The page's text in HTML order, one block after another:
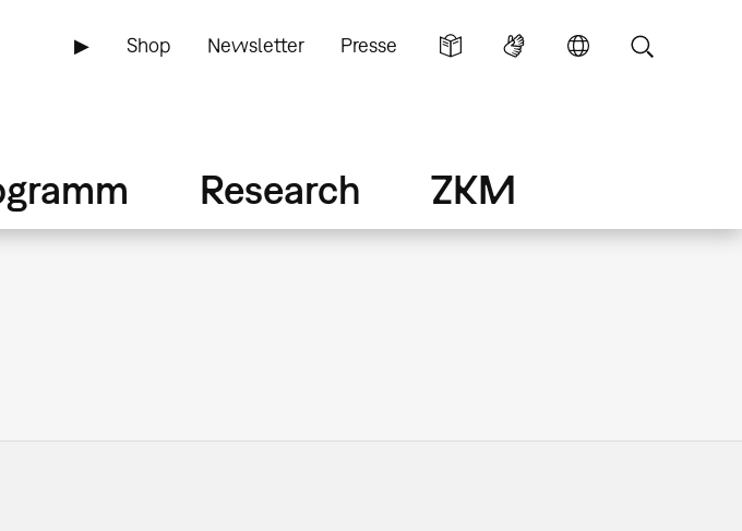
▶ Shop Newsletter Presse
Research ZKM